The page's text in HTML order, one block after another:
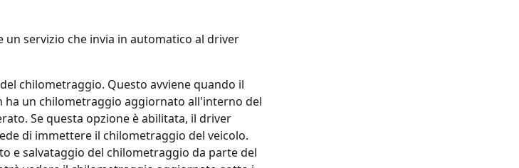
un servizio che invia in automatico al driver
chilometraggio. Questo avviene quando il
ha un chilometraggio aggiornato all'interno del
Se questa opzione è abilitata, il driver
di immettere il chilometraggio del veicolo.
e salvataggio del chilometraggio da parte del